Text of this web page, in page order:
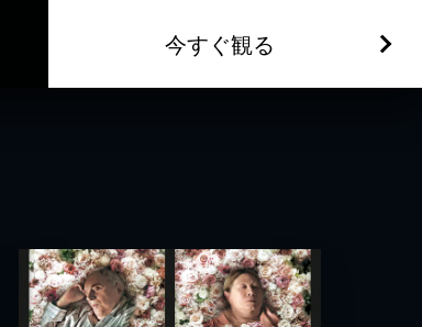
今すぐ観る